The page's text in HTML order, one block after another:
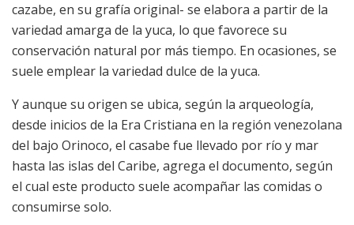
cazabe, en su grafía original- se elabora a partir de la
variedad amarga de la yuca, lo que favorece su
conservación natural por más tiempo. En ocasiones, se
suele emplear la variedad dulce de la yuca.
Y aunque su origen se ubica, según la arqueología,
desde inicios de la Era Cristiana en la región venezolana
del bajo Orinoco, el casabe fue llevado por río y mar
hasta las islas del Caribe, agrega el documento, según
el cual este producto suele acompañar las comidas o
consumirse solo.